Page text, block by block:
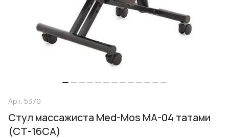
Арт. 5370
Стул массажиста Med-Mos МА-04 татами
(СТ-16СА)